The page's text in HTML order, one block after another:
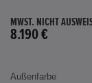
MWST. NICHT
8.190 €
Außenfarbe